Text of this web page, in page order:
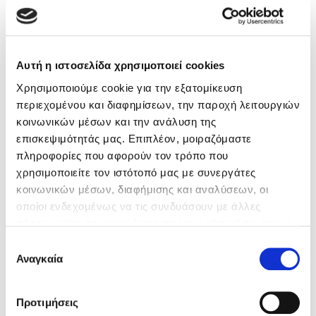
Αυτή η ιστοσελίδα χρησιμοποιεί cookies
Χρησιμοποιούμε cookie για την εξατομίκευση
περιεχομένου και διαφημίσεων, την παροχή λειτουργιών
κοινωνικών μέσων και την ανάλυση της
επισκεψιμότητάς μας. Επιπλέον, μοιραζόμαστε
πληροφορίες που αφορούν τον τρόπο που
χρησιμοποιείτε τον ιστότοπό μας με συνεργάτες
κοινωνικών μέσων, διαφήμισης και αναλύσεων, οι
οποίοι ενδεχομένως να τις συνδυάσουν με άλλες
των υπηρεσιών τους. Αν συνεχίσετε να χρησιμοποιείτε
την ιστοσελίδα μας, συναινείτε στη χρήση των cookies
συγκατάθεσης
Αναγκαία
Προτιμήσεις